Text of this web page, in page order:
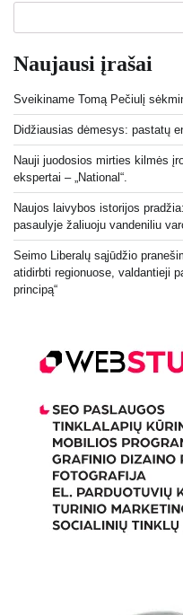
Naujausi įrašai
Sveikiname Tomą Pečiulį
Didžiausias dėmesys: pastatų
Nauji juodosios mirties kilmės
ekspertai – „National“.
Naujos laivybos istorijos
pasaulyje žaliuoju vandeniliu
Seimo Liberalų sąjūdžio
atidirbti regionuose, valdantieji
principą“